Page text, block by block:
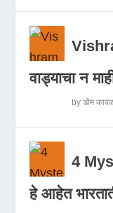
वाड्याचा न
byडोम
4
हे आहेत